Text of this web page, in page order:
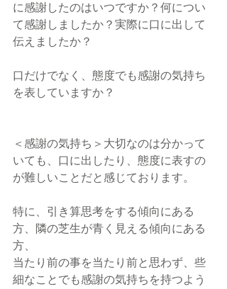
に感謝したのはいつですか？何につい
て感謝しましたか？実際に口に出して
伝えましたか？
口だけでなく、態度でも感謝の気持ち
を表していますか？
＜感謝の気持ち＞大切なのは分かって
いても、口に出したり、態度に表すの
が難しいことだと感じております。
特に、引き算思考をする傾向にある
方、隣の芝生が青く見える傾向にある
方、
当たり前の事を当たり前と思わず、些
細なことでも感謝の気持ちを持つよう